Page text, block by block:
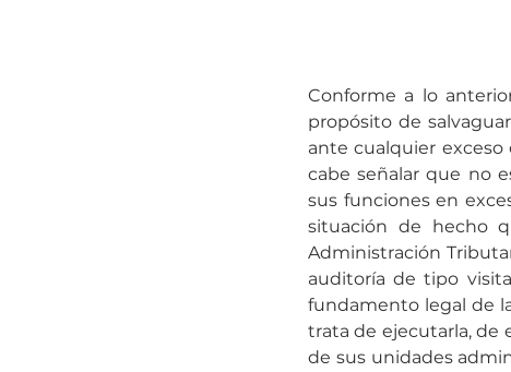
Conforme a lo
propósito de
ante cualquier exceso
cabe señalar que no
sus funciones en
situación de hecho
Administración
auditoría de tipo
fundamento legal de
trata de ejecutarla, de
de sus unidades